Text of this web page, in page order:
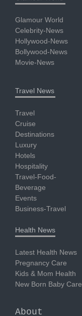
Glamour World
Celebrity-News
Hollywood-News
Bollywood-News
Movie-News
Travel News
Travel
Cruise
Destinations
Luxury
Hotels
Hospitality
Travel-Food-
Beverage
Events
Business-Travel
Health News
Latest Health News
Pregnancy Care
Kids & Mom Health
New Born Baby Care
About